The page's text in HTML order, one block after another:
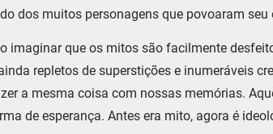
dos muitos personagens que povoaram seu
imaginar que os mitos são facilmente
repletos de superstições e inumeráveis
a mesma coisa com nossas memórias.
de esperança. Antes era mito, agora é